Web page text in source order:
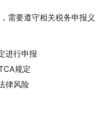
需要遵守相关税务申报义
进行申报
规定
律风险